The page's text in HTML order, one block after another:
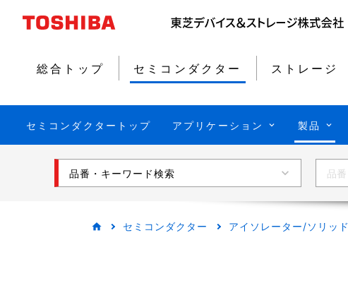
総合トップ セミコンダクター ストレージ
セミコンダクタートップ アプリケーション 製品
品番・キーワード検索
セミコンダクター アイソレーター/ソリッ